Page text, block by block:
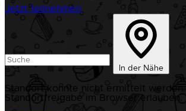
Jetzt teilnehmen
In der Nähe
Standort konnte nicht ermittelt
Standortfreigabe im Browser erlauben.